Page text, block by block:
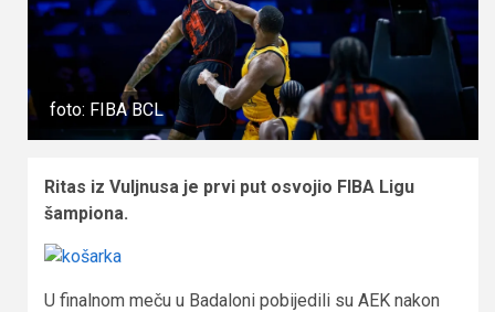
foto: FIBA BCL
Ritas iz Vuljnusa je prvi put osvojio FIBA Ligu
šampiona.
U finalnom meču u Badaloni pobijedili su AEK nakon